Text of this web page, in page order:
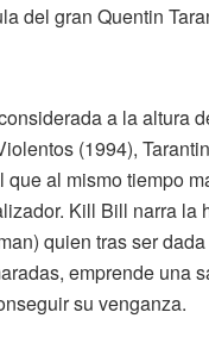
del gran Quentin
a la altura
(1994),
queal mismo tiempo
Kill Bill narra la
) quien tras ser
, emprende una
su venganza.